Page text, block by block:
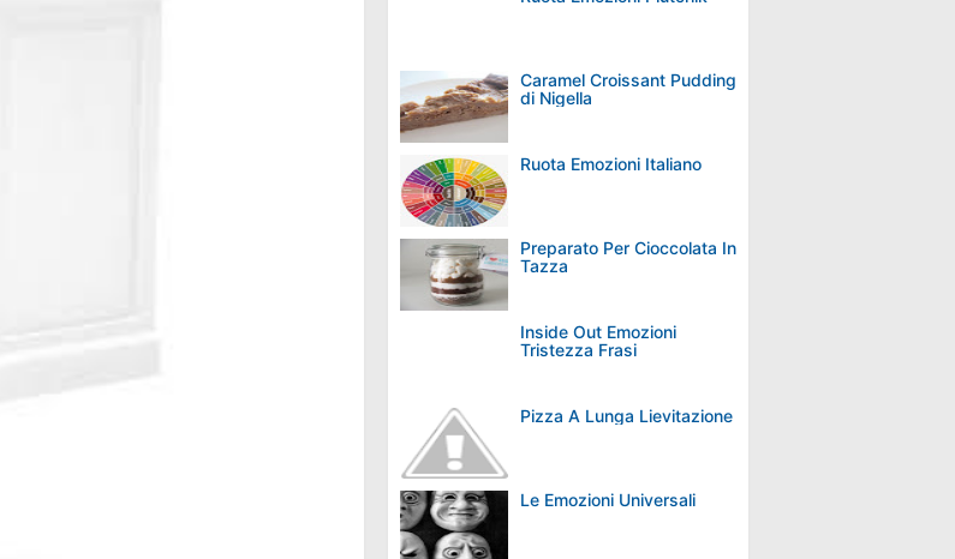
Caramel Croissant Pudding
di Nigella
Ruota Emozioni Italiano
Preparato Per Cioccolata In
Tazza
Inside Out Emozioni
Tristezza Frasi
Pizza A Lunga Lievitazione
Le Emozioni Universali